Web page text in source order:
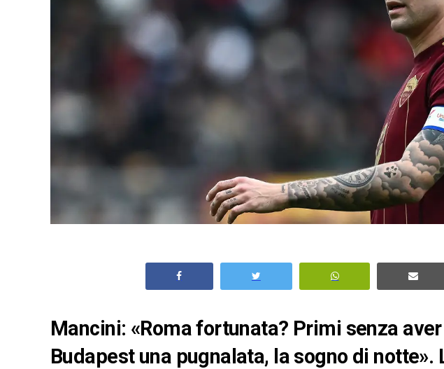
Mancini: «Roma fortunata? Primi senza
Budapest una pugnalata, la sogno di notte».